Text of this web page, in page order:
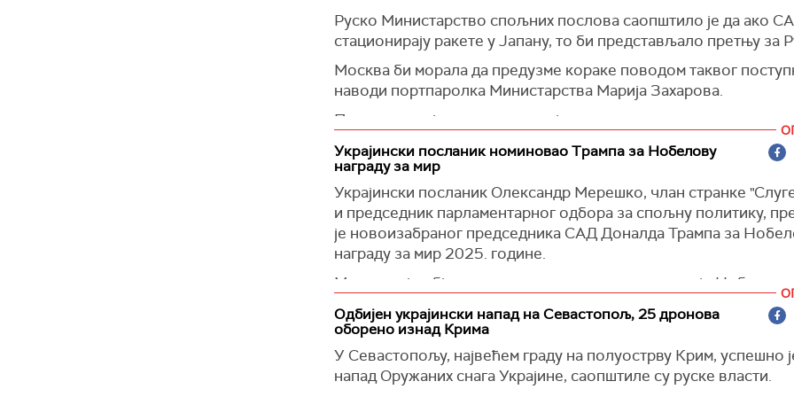
Захарова је раније изјавила да Украјина користи тему размене
заробљеника да би извршила притисак на Русију.
Напомиње да Кијев, у оквиру размене, брише обичне регруте
спискова за размену, укључујући и оне који су се добровољно
(Танјуг
Руско Министарство спољних послова саопштило је да ако
стационирају ракете у Јапану, то би представљало претњу за
Москва би морала да предузме кораке поводом таквог
наводи портпаролка Министарства Марија Захарова.
Предложила је да се консултује руска нуклеарна доктрина
дала упутства о томе који кораци одмазде би се могли
таквој ситуацији.
(Reuters)
Украјински посланик номиновао Трампа за Нобелову
награду за мир
Украјински посланик Олександр Мерешко, члан странке
и председник парламентарног одбора за спољну политику,
је новоизабраног председника САД Доналда Трампа за
награду за мир 2025. године.
Мерешко је објаснио да, према правилима комисије Нобелове
чланови парламента различитих земаља могу да предложе
ту награду.
Истакао је да Трамп заслужује Нобелову награду због његове
дипломатске улоге и подсетио је да су током његовог првог
Одбијен украјински напад на Севастопољ, 25 дронова
оборено изнад Крима
У Севастопољу, највећем граду на полуострву Крим, успешно
напад Оружаних снага Украјине, саопштиле су руске власти.